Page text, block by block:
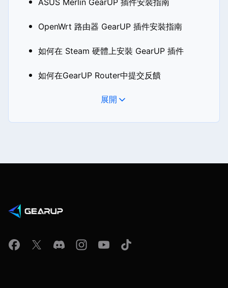
OpenWrt 路由器 GearUP 插件安裝指南
如何在 Steam 硬體上安裝 GearUP 插件
如何在GearUP Router中提交反饋
展開